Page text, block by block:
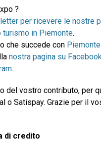
?
per ricevere le nostre
turismo in Piemonte.
che succede con
nostra pagina su
.
del vostro contributo, per
o Satispay. Grazie per il
di credito